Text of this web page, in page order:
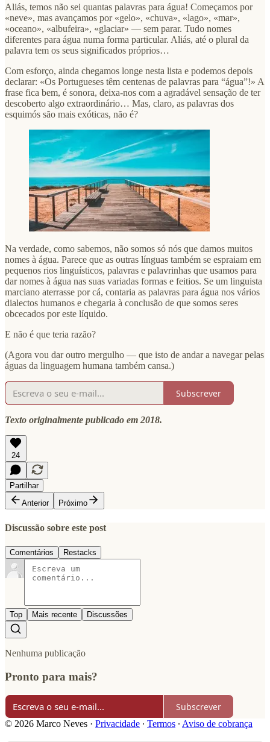
Aliás, temos não sei quantas palavras para água! Começamos por
«neve», mas avançamos por «gelo», «chuva», «lago», «mar»,
«oceano», «albufeira», «glaciar» — sem parar. Tudo nomes
diferentes para água numa forma particular. Aliás, até o plural da
palavra tem os seus significados próprios…
Com esforço, ainda chegamos longe nesta lista e podemos depois
declarar: «Os Portugueses têm centenas de palavras para “água”!» A
frase fica bem, é sonora, deixa-nos com a agradável sensação de ter
descoberto algo extraordinário… Mas, claro, as palavras dos
esquimós são mais exóticas, não é?
Na verdade, como sabemos, não somos só nós que damos muitos
nomes à água. Parece que as outras línguas também se espraiam em
pequenos rios linguísticos, palavras e palavrinhas que usamos para
dar nomes à água nas suas variadas formas e feitios. Se um linguista
marciano aterrasse por cá, contaria as palavras para água nos vários
dialectos humanos e chegaria à conclusão de que somos seres
obcecados por este líquido.
E não é que teria razão?
(Agora vou dar outro mergulho — que isto de andar a navegar pelas
águas da linguagem humana também cansa.)
Subscrever
Texto originalmente publicado em 2018.
24
Partilhar
Anterior
Próximo
Discussão sobre este post
Comentários Restacks
Top Mais recente Discussões
Nenhuma publicação
Pronto para mais?
Subscrever
© 2026 Marco Neves · Privacidade ∙ Termos ∙ Aviso de cobrança